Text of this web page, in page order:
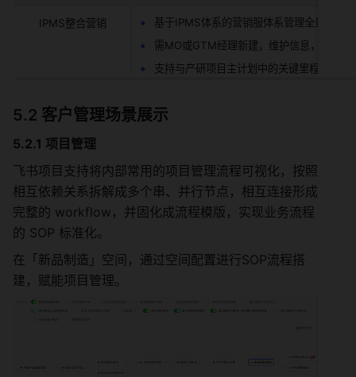
IPMS整合营销
基于IPMS体系的营销服体系管理全景图（
需MO或GTM经理新建，维护信息，覆盖
支持与产研项目主计划中的关键里程碑节
5.2 客户管理场景展示
5.2.1 项目管理
飞书项目支持将内部常用的项目管理流程可视化，按照
相互依赖关系拆解成多个串、并行节点，相互连接形成
完整的 workflow，并固化成流程模版，实现业务流程
的 SOP 标准化。
在「新品制造」空间，通过空间配置进行SOP流程搭
建，赋能项目管理。